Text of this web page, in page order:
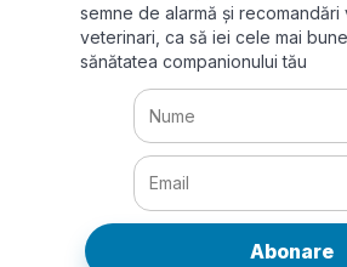
semne de alarmă și
veterinari, ca să iei cele mai
sănătatea companionului tău
Abonare